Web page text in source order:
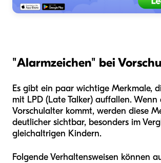
"Alarmzeichen" bei
Es gibt ein paar wichtige Merkmale,
mit LPD (Late Talker) auffallen.
Vorschulalter kommt, werden diese
deutlicher sichtbar, besonders im
gleichaltrigen Kindern.
Folgende Verhaltensweisen können